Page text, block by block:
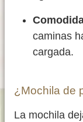
caminas
cargada.
¿Mochila de
La mochila